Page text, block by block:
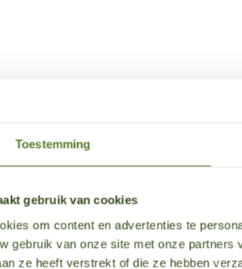
Toestemming
gebruik van cookies
om content en advertenties te
gebruik van onze site met onze
ze heeft verstrekt of die ze hebben